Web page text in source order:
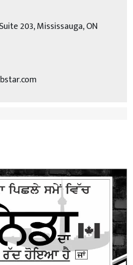
203, Mississauga, ON